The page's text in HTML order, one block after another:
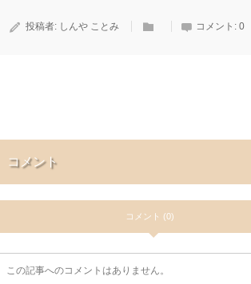
投稿者: しんや ことみ コメント: 0
コメント
コメント (0)
この記事へのコメントはありません。